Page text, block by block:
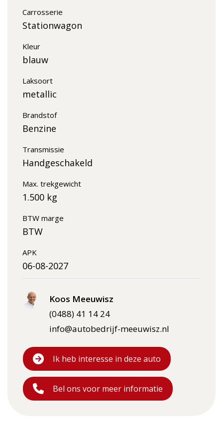
Carrosserie
Stationwagon
Kleur
blauw
Laksoort
metallic
Brandstof
Benzine
Transmissie
Handgeschakeld
Max. trekgewicht
1.500 kg
BTW marge
BTW
APK
06-08-2027
Koos Meeuwisz
(0488) 41 14 24
info@autobedrijf-meeuwisz.nl
Ik heb interesse in deze auto
Bel ons voor meer informatie